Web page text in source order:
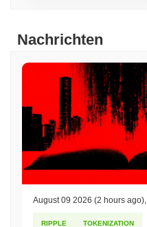
Nachrichten
August 09 2026 (2 hours ago),
RIPPLE TOKENIZATION